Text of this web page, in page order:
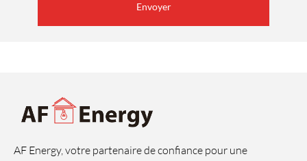
Envoyer
AF Energy, votre partenaire de confiance pour une